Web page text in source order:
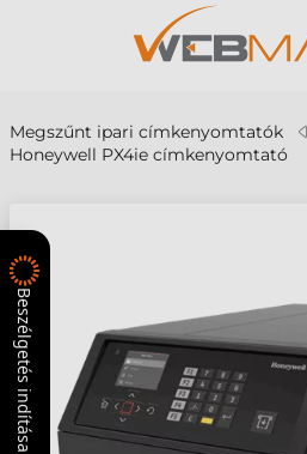
Megszűnt ipari címkenyomtatók
Honeywell PX4ie címkenyomtató
Beszélgetés indítása